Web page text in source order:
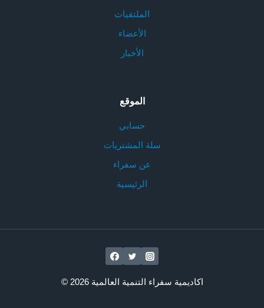
الملتقيات
الأعضاء
الأخبار
الموقع
حسابي
سلة المشتريات
عن سفراء
الرئيسية
© 2026 اكاديمية سفراء التنمية العالمية